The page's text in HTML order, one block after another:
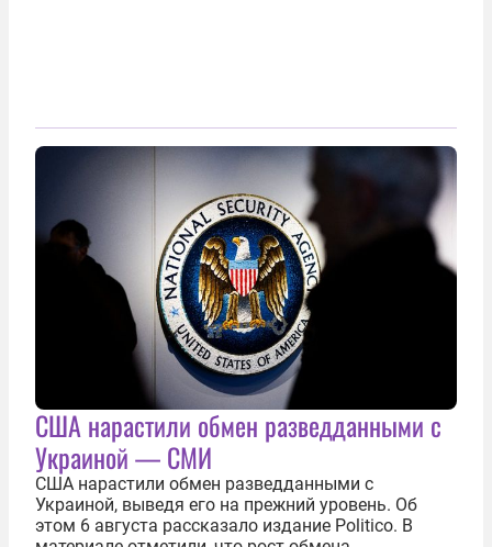
США нарастили обмен разведданными с
Украиной — СМИ
США нарастили обмен разведданными с
Украиной, выведя его на прежний уровень. Об
этом 6 августа рассказало издание Politico. В